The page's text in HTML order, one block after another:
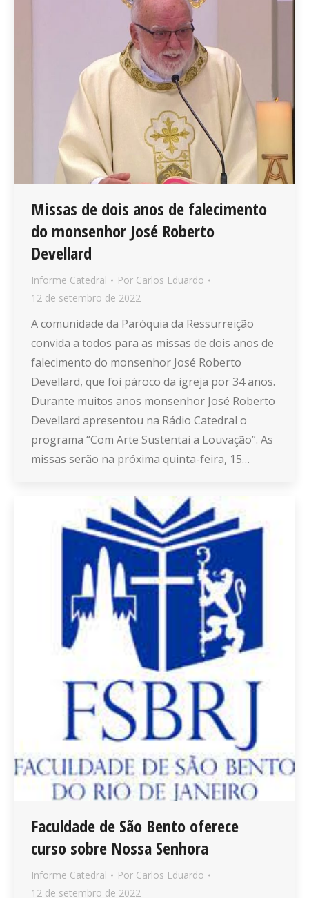
Missas de dois anos de falecimento
do monsenhor José Roberto
Devellard
Informe Catedral Por Carlos Eduardo
12 de setembro de 2022
A comunidade da Paróquia da Ressurreição
convida a todos para as missas de dois anos de
falecimento do monsenhor José Roberto
Devellard, que foi pároco da igreja por 34 anos.
Durante muitos anos monsenhor José Roberto
Devellard apresentou na Rádio Catedral o
programa “Com Arte Sustentai a Louvação”. As
missas serão na próxima quinta-feira, 15…
Faculdade de São Bento oferece
curso sobre Nossa Senhora
Informe Catedral Por Carlos Eduardo
12 de setembro de 2022